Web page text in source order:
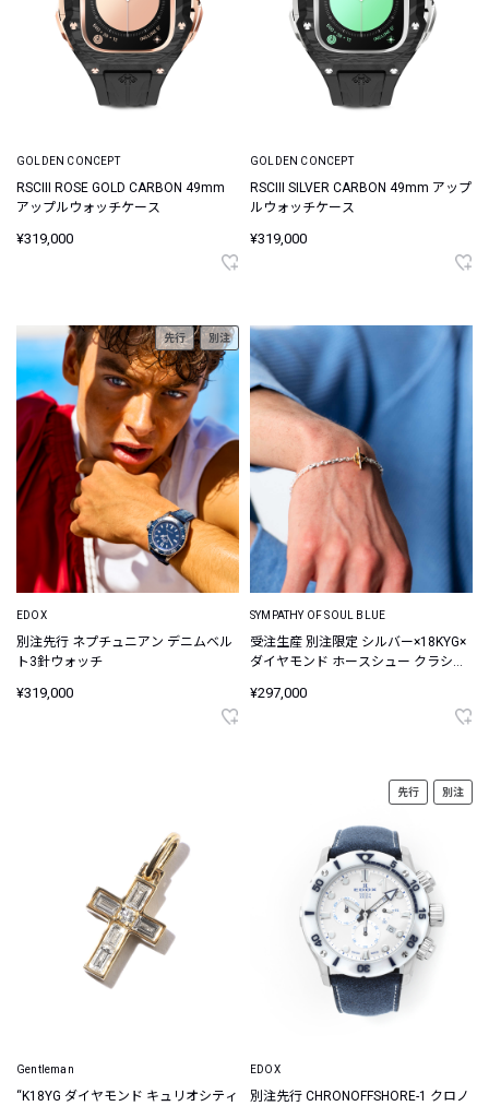
GOLDEN CONCEPT
RSCIII ROSE GOLD CARBON 49mm
アップルウォッチケース
¥319,000
GOLDEN CONCEPT
RSCIII SILVER CARBON 49mm アップ
ルウォッチケース
¥319,000
先行 別注
EDOX
別注先行 ネプチュニアン デニムベル
ト3針ウォッチ
¥319,000
SYMPATHY OF SOUL BLUE
受注生産 別注限定 シルバー×18KYG×
ダイヤモンド ホースシュー クラシッ
¥297,000
Gentleman
“K18YG ダイヤモンド キュリオシティ
先行 別注
EDOX
別注先行 CHRONOFFSHORE-1 クロノ